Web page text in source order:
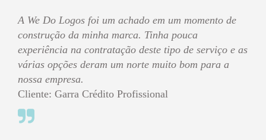
A We Do Logos foi um achado em um momento de
construção da minha marca. Tinha pouca
experiência na contratação deste tipo de serviço e as
várias opções deram um norte muito bom para a
nossa empresa.
Cliente: Garra Crédito Profissional